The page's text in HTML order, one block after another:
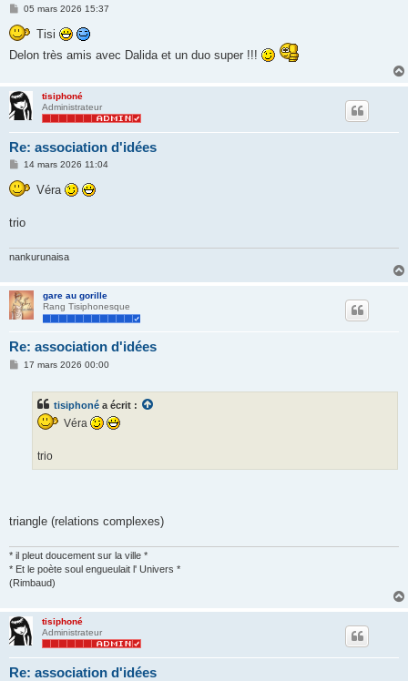
M
s
s
a
g
05 mars 2026 15:37
Tisi
Delon très amis avec Dalida et un duo super !!!
tisiphoné
Administrateur
Re: association d'idées
M
s
s
g
e
14 mars 2026 11:04
Véra
trio
nankurunaisa
gare au gorille
Rang Tisiphonesque
Re: association d'idées
M17 mars 2026 00:00
tisiphoné a écrit :
Véra
trio
triangle (relations complexes)
* il pleut doucement sur la ville *
* Et le poète soul engueulait l' Univers *
(Rimbaud)
tisiphoné
Administrateur
Re: association d'idées